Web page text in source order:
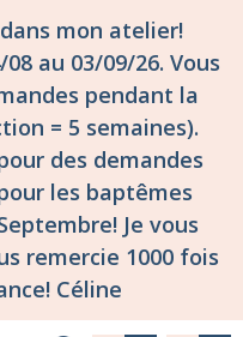
mon atelier!
au 03/09/26. Vous
pendant la
= 5 semaines).
des demandes
les baptêmes
Je vous
remercie 1000 fois
Céline